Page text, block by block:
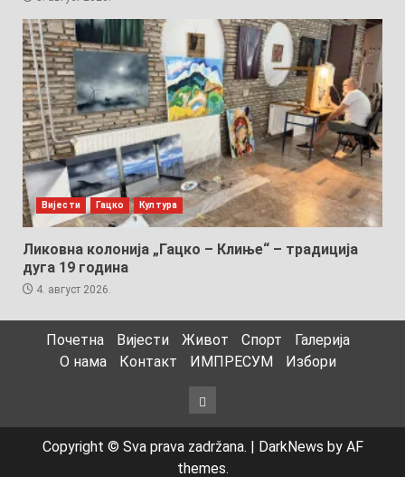
Вијести Гацко Култура
Ликовна колонија „Гацко – Клиње“ – традиција
дуга 19 година
4. август 2026.
Почетна Вијести Живот Спорт
Галерија
О нама
Контакт ИМПРЕСУМ Избори
Избори
Copyright © Sva prava zadržana. DarkNews by AF
themes.